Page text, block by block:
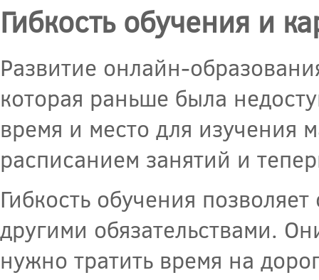
Гибкость обучения и
Развитие онлайн-
которая раньше была
время и место для изучения
расписанием занятий и
Гибкость обучения
другими обязательствами.
нужно тратить время на